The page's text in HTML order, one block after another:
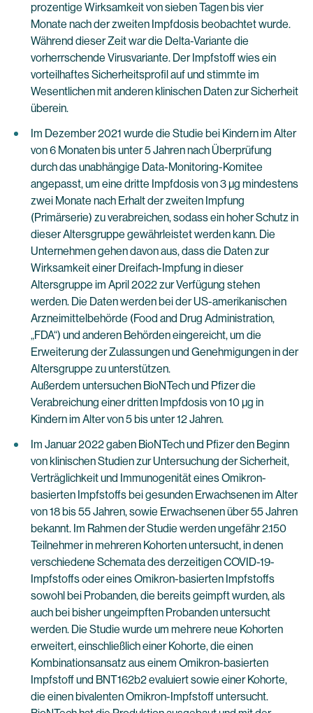
prozentige Wirksamkeit von sieben Tagen bis vier
Monate nach der zweiten Impfdosis beobachtet wurde.
Während dieser Zeit war die Delta-Variante die
vorherrschende Virusvariante. Der Impfstoff wies ein
vorteilhaftes Sicherheitsprofil auf und stimmte im
Wesentlichen mit anderen klinischen Daten zur Sicherheit
überein.
Im Dezember 2021 wurde die Studie bei Kindern im Alter
von 6 Monaten bis unter 5 Jahren nach Überprüfung
durch das unabhängige Data-Monitoring-Komitee
angepasst, um eine dritte Impfdosis von 3 µg mindestens
zwei Monate nach Erhalt der zweiten Impfung
(Primärserie) zu verabreichen, sodass ein hoher Schutz in
dieser Altersgruppe gewährleistet werden kann. Die
Unternehmen gehen davon aus, dass die Daten zur
Wirksamkeit einer Dreifach-Impfung in dieser
Altersgruppe im April 2022 zur Verfügung stehen
werden. Die Daten werden bei der US-amerikanischen
Arzneimittelbehörde (Food and Drug Administration,
„FDA“) und anderen Behörden eingereicht, um die
Erweiterung der Zulassungen und Genehmigungen in der
Altersgruppe zu unterstützen.
Außerdem untersuchen BioNTech und Pfizer die
Verabreichung einer dritten Impfdosis von 10 µg in
Kindern im Alter von 5 bis unter 12 Jahren.
Im Januar 2022 gaben BioNTech und Pfizer den Beginn
von klinischen Studien zur Untersuchung der Sicherheit,
Verträglichkeit und Immunogenität eines Omikron-
basierten Impfstoffs bei gesunden Erwachsenen im Alter
von 18 bis 55 Jahren, sowie Erwachsenen über 55 Jahren
bekannt. Im Rahmen der Studie werden ungefähr 2.150
Teilnehmer in mehreren Kohorten untersucht, in denen
verschiedene Schemata des derzeitigen COVID-19-
Impfstoffs oder eines Omikron-basierten Impfstoffs
sowohl bei Probanden, die bereits geimpft wurden, als
auch bei bisher ungeimpften Probanden untersucht
werden. Die Studie wurde um mehrere neue Kohorten
erweitert, einschließlich einer Kohorte, die einen
Kombinationsansatz aus einem Omikron-basierten
Impfstoff und BNT162b2 evaluiert sowie einer Kohorte,
die einen bivalenten Omikron-Impfstoff untersucht.